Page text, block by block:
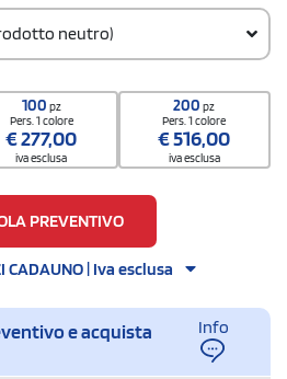
neutro)
100 pz
Pers. 1 colore
€277,00
iva esclusa
200pz
Pers. 1 colore
€516,00
iva esclusa
PREVENTIVO
CADAUNO | Iva esclusa
e acquista
Info